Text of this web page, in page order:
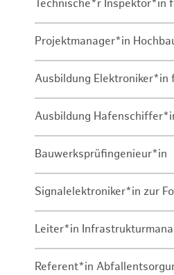
Technische*r Inspektor*in
Projektmanager*in
Ausbildung Elektroniker*in
Ausbildung
Bauwerksprüfingenieur*in
Signalelektroniker*in zur
Leiter*in
Referent*in